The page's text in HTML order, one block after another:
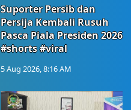
Suporter Persib dan
Persija Kembali Rusuh
Pasca Piala Presiden 2026
#shorts #viral
5 Aug 2026, 8:16 AM